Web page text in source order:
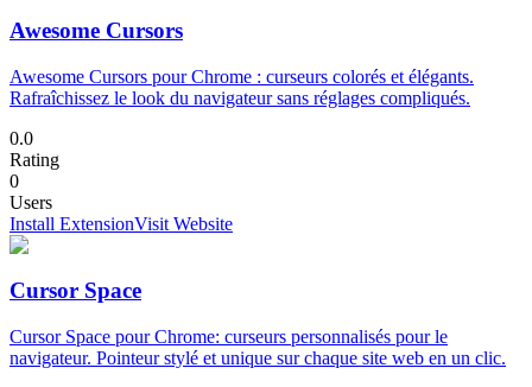
Awesome Cursors
Awesome Cursors pour Chrome : curseurs colorés et élégants.
Rafraîchissez le look du navigateur sans réglages compliqués.
0.0
Rating
0
Users
Install ExtensionVisit Website
Cursor Space
Cursor Space pour Chrome: curseurs personnalisés pour le
navigateur. Pointeur stylé et unique sur chaque site web en un clic.